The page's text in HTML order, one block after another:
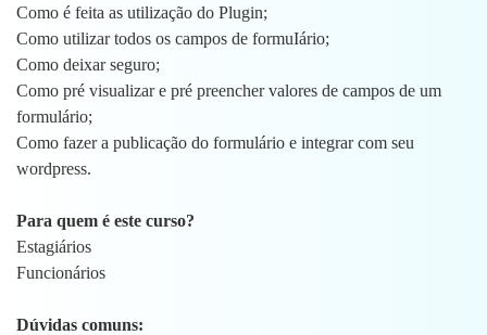
Como é feita as utilização do Plugin;
Como utilizar todos os campos de formuIário;
Como deixar seguro;
Como pré visualizar e pré preencher valores de campos de um
formulário;
Como fazer a publicação do formulário e integrar com seu
wordpress.
Para quem é este curso?
Estagiários
Funcionários
Dúvidas comuns: